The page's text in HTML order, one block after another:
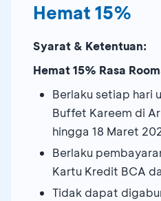
Hemat 15%
Syarat & Ketentuan:
Hemat 15% Rasa
Berlaku setiap hari
Buffet Kareem di
hingga 18 Maret
Berlaku
Kartu Kredit BCA
Tidak dapat